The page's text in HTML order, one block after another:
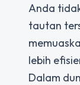
Anda
tautan
lebih
Dalam